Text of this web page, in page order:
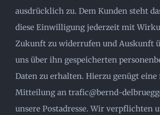
ausdrücklich zu. Dem Kunden steht
diese Einwilligung jederzeit mit
Zukunft zu widerrufen und Auskunft
uns über ihn gespeicherten
Daten zu erhalten. Hierzu genügt
Mitteilung an trafic@bernd-
unsere Postadresse. Wir verpflichten